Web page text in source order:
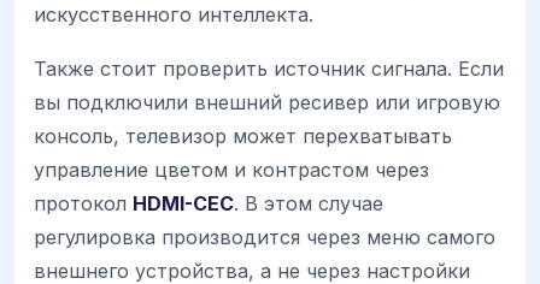
искусственного интеллекта.
Также стоит проверить источник сигнала. Если
вы подключили внешний ресивер или игровую
консоль, телевизор может перехватывать
управление цветом и контрастом через
протокол HDMI-CEC. В этом случае
регулировка производится через меню самого
внешнего устройства, а не через настройки